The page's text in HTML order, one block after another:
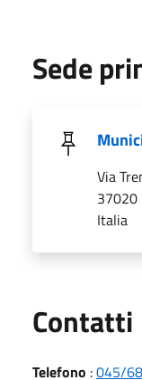
Sede
Via
37020
Italia
Contatti
Telefono :045/